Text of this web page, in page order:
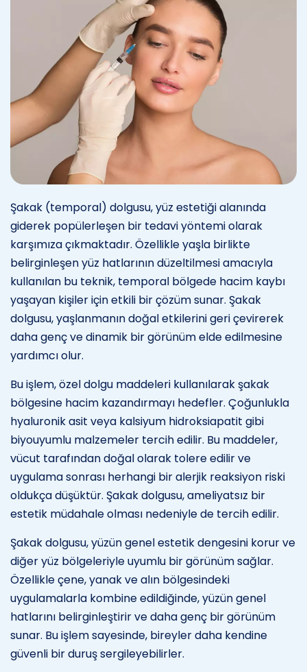
Şakak (temporal) dolgusu, yüz estetiği alanında
giderek popülerleşen bir tedavi yöntemi olarak
karşımıza çıkmaktadır. Özellikle yaşla birlikte
belirginleşen yüz hatlarının düzeltilmesi amacıyla
kullanılan bu teknik, temporal bölgede hacim kaybı
yaşayan kişiler için etkili bir çözüm sunar. Şakak
dolgusu, yaşlanmanın doğal etkilerini geri çevirerek
daha genç ve dinamik bir görünüm elde edilmesine
yardımcı olur.
Bu işlem, özel dolgu maddeleri kullanılarak şakak
bölgesine hacim kazandırmayı hedefler. Çoğunlukla
hyaluronik asit veya kalsiyum hidroksiapatit gibi
biyouyumlu malzemeler tercih edilir. Bu maddeler,
vücut tarafından doğal olarak tolere edilir ve
uygulama sonrası herhangi bir alerjik reaksiyon riski
oldukça düşüktür. Şakak dolgusu, ameliyatsız bir
estetik müdahale olması nedeniyle de tercih edilir.
Şakak dolgusu, yüzün genel estetik dengesini korur ve
diğer yüz bölgeleriyle uyumlu bir görünüm sağlar.
Özellikle çene, yanak ve alın bölgesindeki
uygulamalarla kombine edildiğinde, yüzün genel
hatlarını belirginleştirir ve daha genç bir görünüm
sunar. Bu işlem sayesinde, bireyler daha kendine
güvenli bir duruş sergileyebilirler.